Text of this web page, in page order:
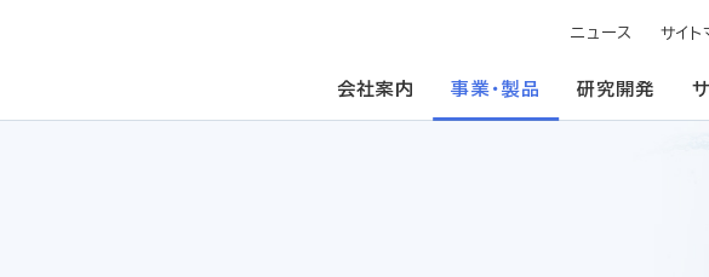
会社案内 事業・製品 研究開発
ニュース サイト